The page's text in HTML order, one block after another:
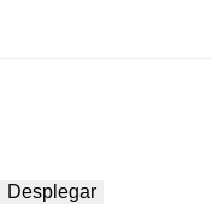
Desplegar